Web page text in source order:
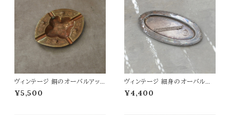
ヴィンテージ 銅のオーバルアッ
シュトレイ
¥5,500
ヴィンテージ 細身のオーバルプ
レート
¥4,400